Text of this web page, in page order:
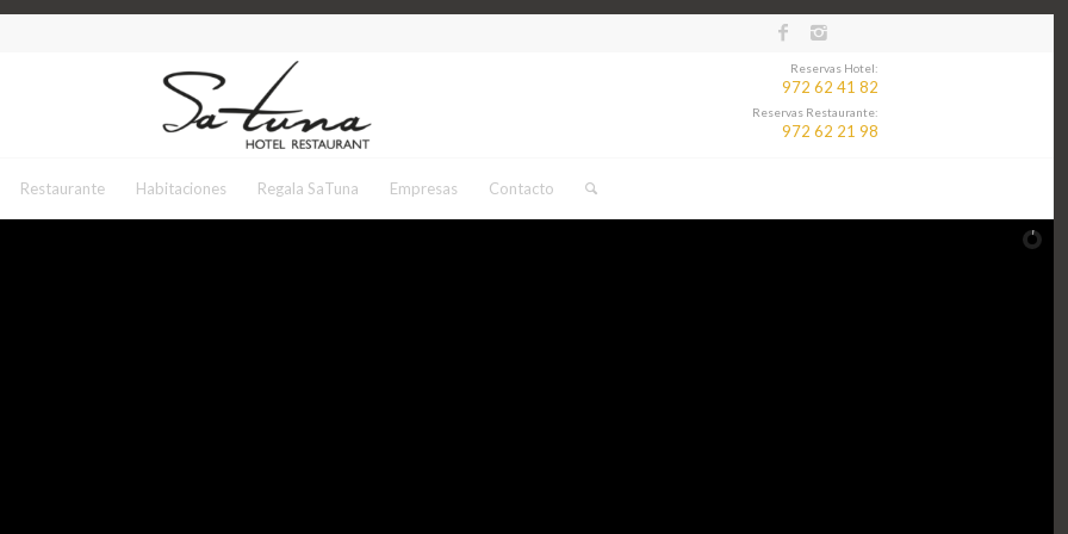
Reservas Hotel:
972 62 41 82
Reservas Restaurante:
972 62 21 98
Restaurante Habitaciones Regala SaTuna Empresas Contacto